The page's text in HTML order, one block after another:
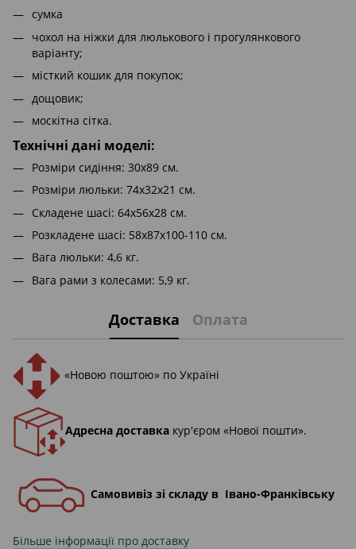
сумка
чохол на ніжки для люлькового і прогулянкового
варіанту;
місткий кошик для покупок;
дощовик;
москітна сітка.
Технічні дані моделі:
Розміри сидіння: 30x89 см.
Розміри люльки: 74x32x21 см.
Складене шасі: 64x56x28 см.
Розкладене шасі: 58x87x100-110 см.
Вага люльки: 4,6 кг.
Вага рами з колесами: 5,9 кг.
Доставка Оплата
«Новою поштою» по Україні
Адресна доставка кур'єром «Нової пошти».
Самовивіз зі складу в Івано-Франківську
Більше інформації про доставку